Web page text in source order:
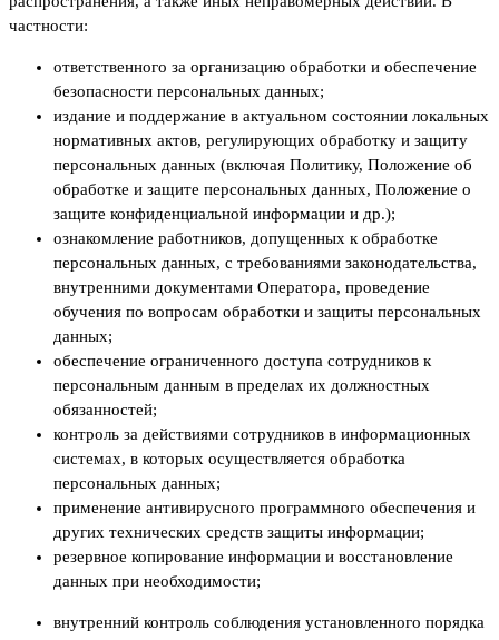
частности:
ответственного за организацию обработки и обеспечение
безопасности персональных данных;
издание и поддержание в актуальном состоянии локальных
нормативных актов, регулирующих обработку и защиту
персональных данных (включая Политику, Положение об
обработке и защите персональных данных, Положение о
защите конфиденциальной информации и др.);
ознакомление работников, допущенных к обработке
персональных данных, с требованиями законодательства,
внутренними документами Оператора, проведение
обучения по вопросам обработки и защиты персональных
данных;
обеспечение ограниченного доступа сотрудников к
персональным данным в пределах их должностных
обязанностей;
контроль за действиями сотрудников в информационных
системах, в которых осуществляется обработка
персональных данных;
применение антивирусного программного обеспечения и
других технических средств защиты информации;
резервное копирование информации и восстановление
данных при необходимости;
внутренний контроль соблюдения установленного порядка